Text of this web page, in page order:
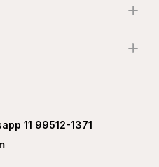
11 99512-1371